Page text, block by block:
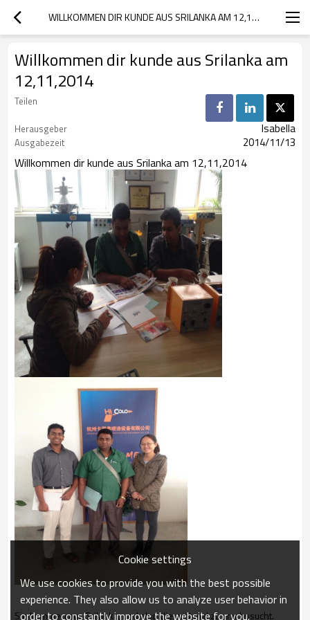
WILLKOMMEN DIR KUNDE AUS SRILANKA AM 12,11,2014
Willkommen dir kunde aus Srilanka am
12,11,2014
Teilen
Herausgeber
Isabella
Ausgabezeit 2014/11/13
Willkommen dir kunde aus Srilanka am 12,11,2014
Sie kommen aus Srilanka, und also die erst mal zu uns busucht.
Cookie settings
We use cookies to provide you with the best possible
experience. They also allow us to analyze user behavior in
order to constantly improve the website for you.